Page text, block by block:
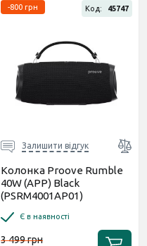
Код: 45747
-800 грн
Залишити відгук
Колонка Proove Rumble
40W (APP) Black
(PSRM4001AP01)
Є в наявності
3 499 грн